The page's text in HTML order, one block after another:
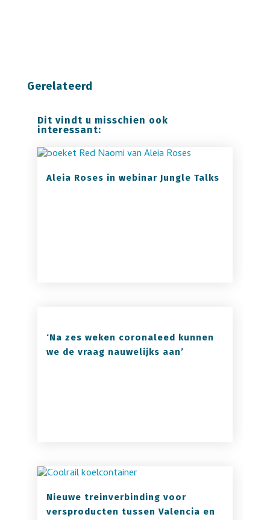
Gerelateerd
Dit vindt u misschien ook
interessant:
Aleia Roses in webinar Jungle Talks
‘Na zes weken coronaleed kunnen
we de vraag nauwelijks aan’
Nieuwe treinverbinding voor
versproducten tussen Valencia en